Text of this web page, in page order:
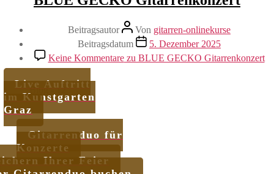
Beitragsautor Von gitarren-onlinekurse
Beitragsdatum
5. Dezember 2025
Keine Kommentarezu BLUE GECKO Gitarrenkonzert
Blog - 12
Live Auftritt
im Kunstgarten
Graz
Gitarrenduo für
Konzerte
Ihrer Feier